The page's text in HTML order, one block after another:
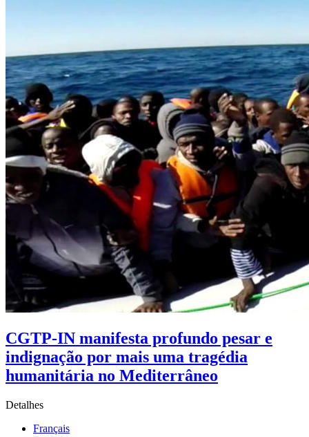
CGTP-IN manifesta profundo pesar e
indignação por mais uma tragédia
humanitária no Mediterrâneo
Detalhes
Français